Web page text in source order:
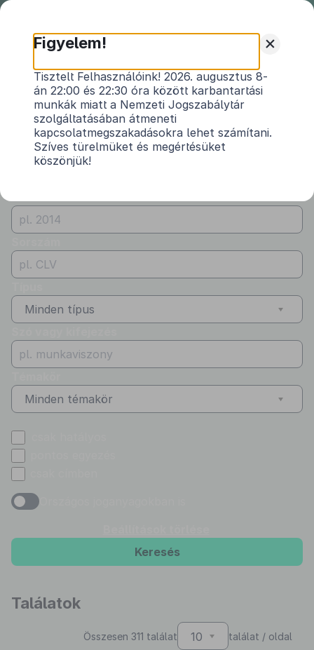
Önkormányzati
rendeletek
Önkormányzati rendeletek
Vármegye
Minden vármegye
Kibocsátó
Alsóörs Község Önkormányzata
Minden típus
Minden témakör
Keresés
Találatok
Összesen 311 találat 10 találat / oldal
+
Figyelem!
Tisztelt Felhasználóink! 2026. augusztus 8-
án 22:00 és 22:30 óra között karbantartási
munkák miatt a Nemzeti Jogszabálytár
szolgáltatásában átmeneti
kapcsolatmegszakadásokra lehet számítani.
Szíves türelmüket és megértésüket
köszönjük!